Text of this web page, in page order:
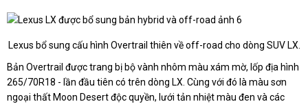
Lexus bổ sung cấu hình Overtrail thiên về off-road cho dòng SUV LX.
Bản Overtrail được trang bị bộ vành nhôm màu xám mờ, lốp địa hình
265/70R18 - lần đầu tiên có trên dòng LX. Cùng với đó là màu sơn
ngoại thất Moon Desert độc quyền, lưới tản nhiệt màu đen và các